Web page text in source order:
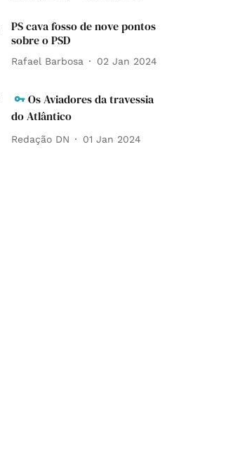
PS cava fosso de nove pontos
sobre o PSD
Rafael Barbosa 02 Jan 2024
Os Aviadores da travessia
do Atlântico
Redação DN 01 Jan 2024